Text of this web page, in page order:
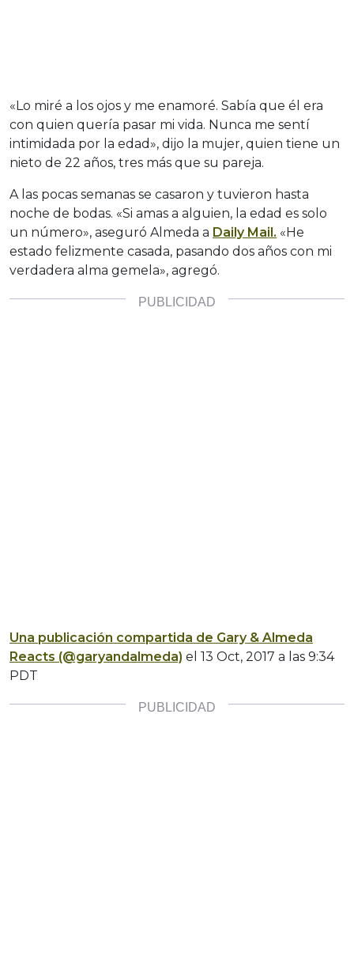
«Lo miré a los ojos y me enamoré. Sabía que él era
con quien quería pasar mi vida. Nunca me sentí
intimidada por la edad», dijo la mujer, quien tiene un
nieto de 22 años, tres más que su pareja.
A las pocas semanas se casaron y tuvieron hasta
noche de bodas. «Si amas a alguien, la edad es solo
un número», aseguró Almeda a Daily Mail. «He
estado felizmente casada, pasando dos años con mi
verdadera alma gemela», agregó.
Una publicación compartida de Gary & Almeda
Reacts (@garyandalmeda) el 13 Oct, 2017 a las 9:34
PDT